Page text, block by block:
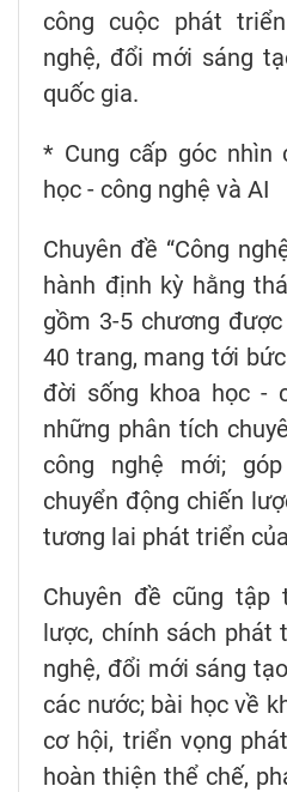
công cuộc phát
nghệ, đổi mới sáng
quốc gia.
* Cung cấp góc nhìn
học - công nghệ và AI
Chuyên đề “Công
hành định kỳ hằng
gồm 3-5 chương
40 trang, mang tới
đời sống khoa học -
những phân tích
công nghệ mới;
chuyển động chiến
tương lai phát triển
Chuyên đề cũng tập
lược, chính sách phát
nghệ, đổi mới sáng
các nước; bài học về
cơ hội, triển vọng
hoàn thiện thể chế,